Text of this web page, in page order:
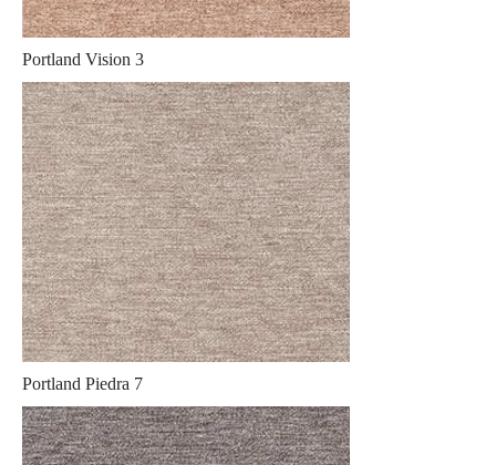
Portland Vision 3
Portland Piedra 7